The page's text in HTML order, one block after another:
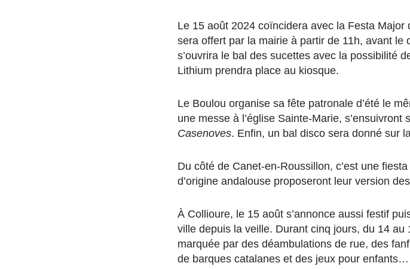
Le 15 août 2024 coïncidera avec la Festa
sera offert par la mairie à partir de 11h, avant le
s’ouvrira le bal des sucettes avec la possibilité
Lithium prendra place au kiosque.
Le Boulou organise sa fête patronale d’été le
une messe à l’église Sainte-Marie,
Casenoves. Enfin, un bal disco sera donné sur
Du côté de Canet-en-Roussillon, c’est une
d’origine andalouse proposeront leur version
À Collioure, le 15 août s’annonce aussi festif
ville depuis la veille. Durant cinq jours, du 14 au
marquée par des déambulations de rue, des
de barques catalanes et des jeux pour enfants…